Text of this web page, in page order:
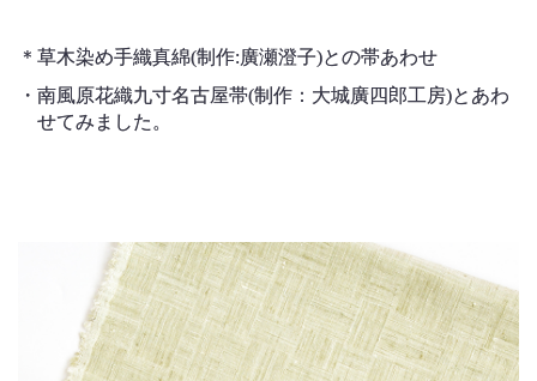
＊ 草木染め手織真綿(制作:廣瀬澄子)との帯あわせ
・ 南風原花織九寸名古屋帯(制作：大城廣四郎工房)とあわ
せてみました。